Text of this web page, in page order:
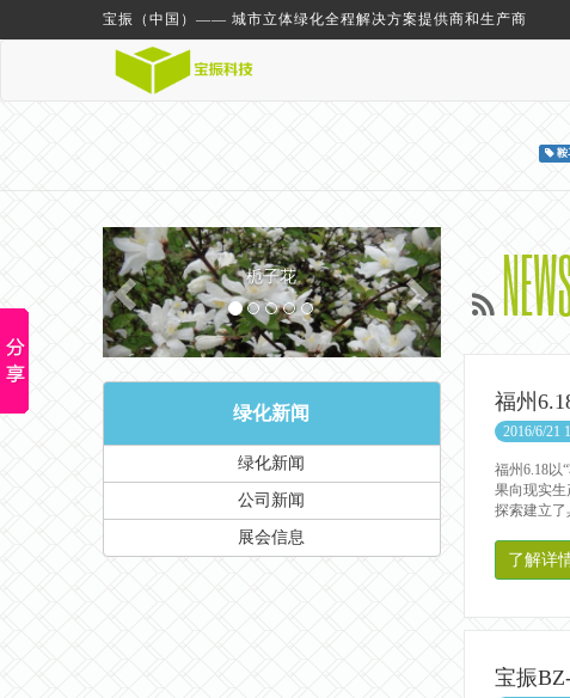
宝振（中国）—— 城市立体绿化全程解决方案提供商和生产商
鞍
栀子花
Previous Next
绿化新闻
绿化新闻
公司新闻
展会信息
福州
2016/6/21
福州6.18
果向现实生
探索建立了
了解详
宝振